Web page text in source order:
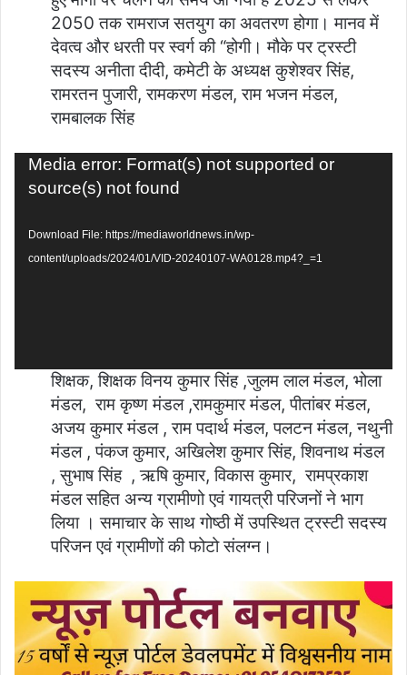
2050 तक रामराज सतयुग का अवतरण होगा। मानव में
देवत्व और धरती पर स्वर्ग की “होगी। मौके पर ट्रस्टी
सदस्य अनीता दीदी, कमेटी के अध्यक्ष कुशेश्वर सिंह,
रामरतन पुजारी, रामकरण मंडल, राम भजन मंडल,
रामबालक सिंह
Video
Player
Media error: Format(s) not supported or
source(s) not found
Download File: https://mediaworldnews.in/wp-
content/uploads/2024/01/VID-20240107-WA0128.mp4?_=1
शिक्षक, शिक्षक विनय कुमार सिंह ,जुलम लाल मंडल, भोला
मंडल, राम कृष्ण मंडल ,रामकुमार मंडल, पीतांबर मंडल,
अजय कुमार मंडल , राम पदार्थ मंडल, पलटन मंडल, नथुनी
मंडल , पंकज कुमार, अखिलेश कुमार सिंह, शिवनाथ मंडल
, सुभाष सिंह , ऋषि कुमार, विकास कुमार, रामप्रकाश
मंडल सहित अन्य ग्रामीणो एवं गायत्री परिजनों ने भाग
लिया । समाचार के साथ गोष्ठी में उपस्थित ट्रस्टी सदस्य
परिजन एवं ग्रामीणों की फोटो संलग्न।